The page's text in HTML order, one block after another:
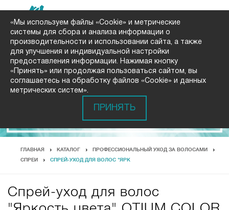
ГЛАВНАЯ КАТАЛОГ ПРОФЕССИОНАЛЬНЫЙ УХОД ЗА ВОЛОСАМИ
СПРЕИ СПРЕЙ-УХОД ДЛЯ ВОЛОС "ЯРК
Спрей-уход для волос
«Мы используем файлы «Cookie» и метрические
системы для сбора и анализа информации о
производительности и использовании сайта, а также
для улучшения и индивидуальной настройки
предоставления информации. Нажимая кнопку
«Принять» или продолжая пользоваться сайтом, вы
соглашаетесь на обработку файлов «Cookie» и данных
метрических систем».
ПРИНЯТЬ